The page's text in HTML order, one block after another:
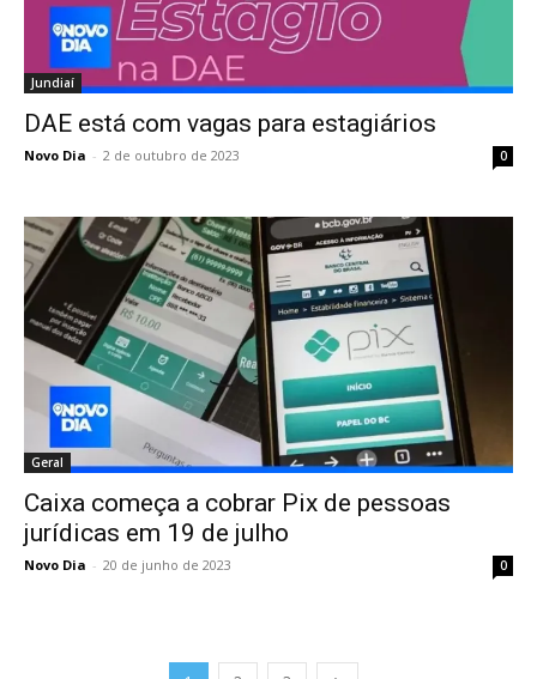
Jundiaí
DAE está com vagas para estagiários
Novo Dia - 2 de outubro de 2023 0
Geral
Caixa começa a cobrar Pix de pessoas
jurídicas em 19 de julho
Novo Dia - 20 de junho de 2023 0